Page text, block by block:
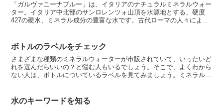
「ガルヴァニーナブルー」は、イタリアのナチュラルミネラルウォー
ター。イタリア中北部のサンロレンツォ山頂を水源地とする、硬度
427の硬水、ミネラル成分の豊富な水です。古代ローマの人々によっ
ボトルのラベルをチェック
さまざまな種類のミネラルウォーターが市販されていて、いったいど
れを選んだらいいの？と悩む人もいるでしょう。そこで、よくわから
ない人は、ボトルについているラベルを見てみましょう。ミネラルウ
水のキーワードを知る